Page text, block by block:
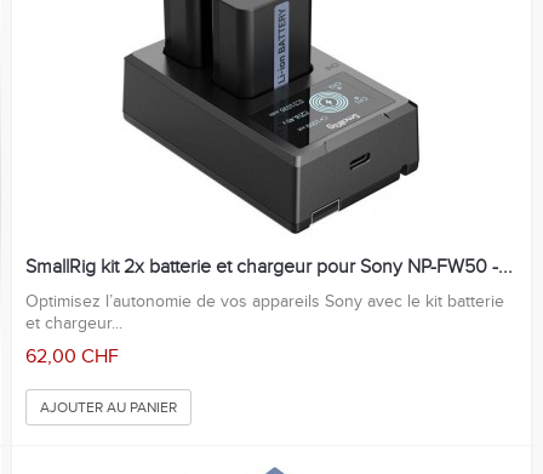
SmallRig kit 2x batterie et chargeur pour Sony NP-FW50 -...
Optimisez l’autonomie de vos appareils Sony avec le kit batterie
et chargeur...
62,00 CHF
AJOUTER AU PANIER